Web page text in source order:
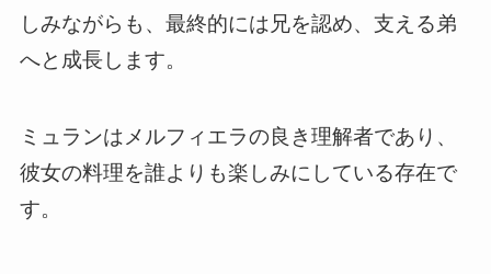
しみながらも、最終的には兄を認め、支える弟
へと成長します。
ミュランはメルフィエラの良き理解者であり、
彼女の料理を誰よりも楽しみにしている存在で
す。